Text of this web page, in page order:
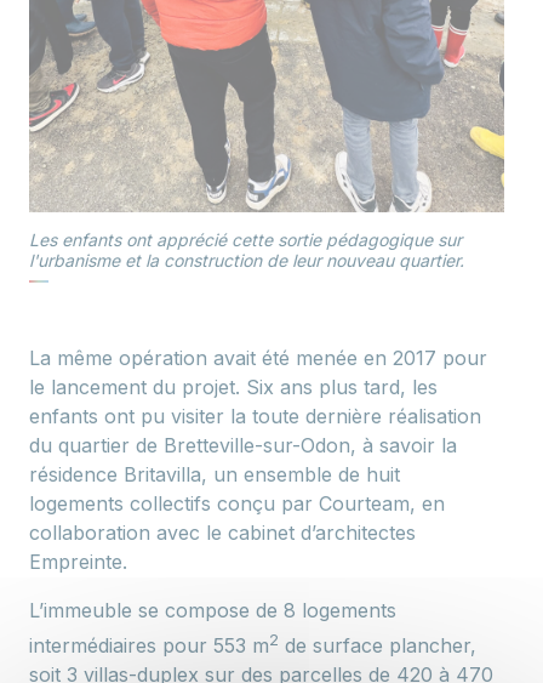
Les enfants ont apprécié cette sortie pédagogique sur
l'urbanisme et la construction de leur nouveau quartier.
La même opération avait été menée en 2017 pour
le lancement du projet. Six ans plus tard, les
enfants ont pu visiter la toute dernière réalisation
du quartier de Bretteville-sur-Odon, à savoir la
résidence Britavilla, un ensemble de huit
logements collectifs conçu par Courteam, en
collaboration avec le cabinet d’architectes
Empreinte.
L’immeuble se compose de 8 logements
intermédiaires pour 553 m2 de surface plancher,
soit 3 villas-duplex sur des parcelles de 420 à 470